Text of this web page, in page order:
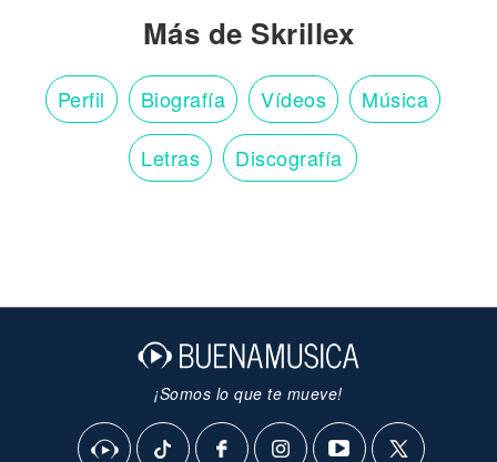
Más de Skrillex
Perfil Biografía Vídeos Música
Letras Discografía
¡Somos lo que te mueve!